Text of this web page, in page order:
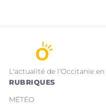
L'actualité de l'Occitanie
RUBRIQUES
MÉTÉO